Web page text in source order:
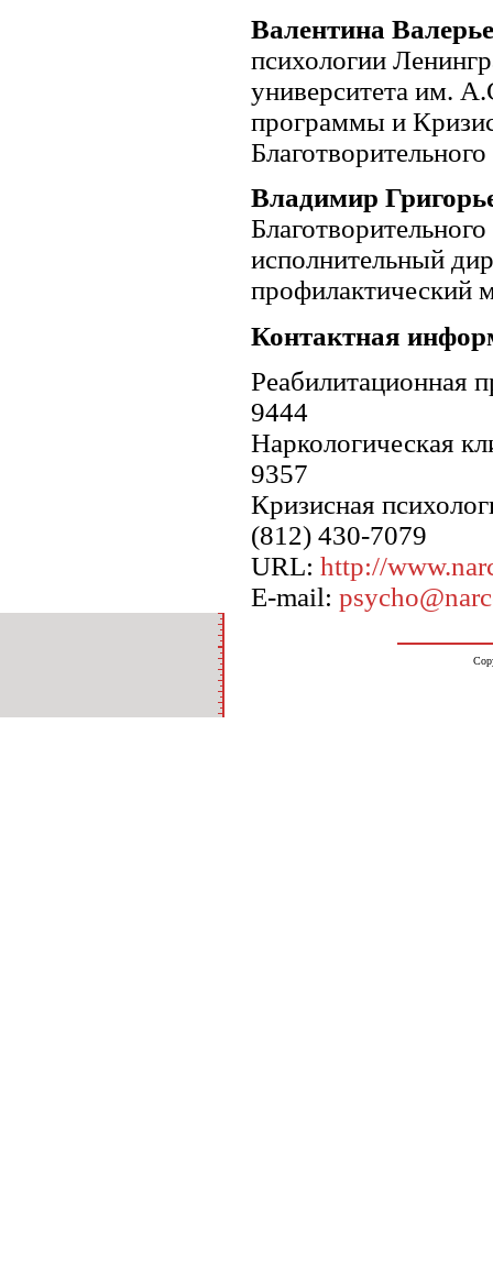
Валентина
психологии
университета им.
программы и
Владимир
исполнительный
профилактический
Контактная
Реабилитационная
9444
Наркологическая
9357
Кризисная
(812) 430-7079
URL: http://
E-mail: